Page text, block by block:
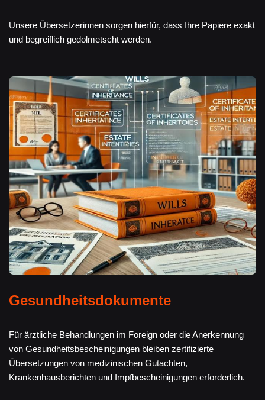
Unsere Übersetzerinnen sorgen hierfür, dass Ihre Papiere exakt
und begreiflich gedolmetscht werden.
Gesundheitsdokumente
Für ärztliche Behandlungen im Foreign oder die Anerkennung
von Gesundheitsbescheinigungen bleiben zertifizierte
Übersetzungen von medizinischen Gutachten,
Krankenhausberichten und Impfbescheinigungen erforderlich.